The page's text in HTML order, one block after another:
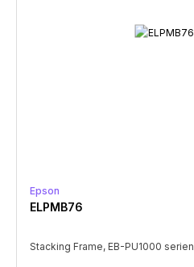
Epson
ELPMB76
Stacking Frame, EB-PU1000 serien